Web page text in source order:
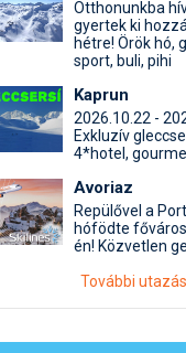
Termékkereső
egyéb síeléshez
kapcsolatos
beszélgetések
Otthonunkba
gyertek ki
hétre! Örök hó,
sport, buli, pihi
Kaprun
2026.10.22 -
Exkluzív
4*hotel,
Avoriaz
Repülővel a
hófödte
én! Közvetlen
További